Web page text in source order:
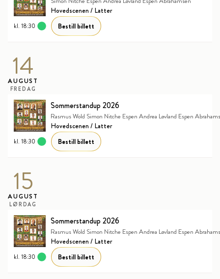
Kanan Gill
Glows in the dark
Nour El Refai
Josh Wolf
Harm & Hegseth 10 ÅR! Med podd, P(an)ikk og Psykiatri
Vegard Harm & Morten Hegseth
Live Laugh Løvland
Andrea Løvland
Ahmed Mamow - Kunsten å holde ut
SURVIVING & THRIVING TOUR
Micky Overman – EU Tour 2027
Standup Aid 2027
Hovedscenen / Latter
kl. 18:30 Bestill billett
14
AUGUST
FREDAG
Sommerstandup 2026
Rasmus Wold Simon Nitche Espen Andrea Løvland Espen
Hovedscenen / Latter
kl. 18:30 Bestill billett
15
AUGUST
LØRDAG
Sommerstandup 2026
Rasmus Wold Simon Nitche Espen Andrea Løvland Espen
Hovedscenen / Latter
kl. 18:30 Bestill billett